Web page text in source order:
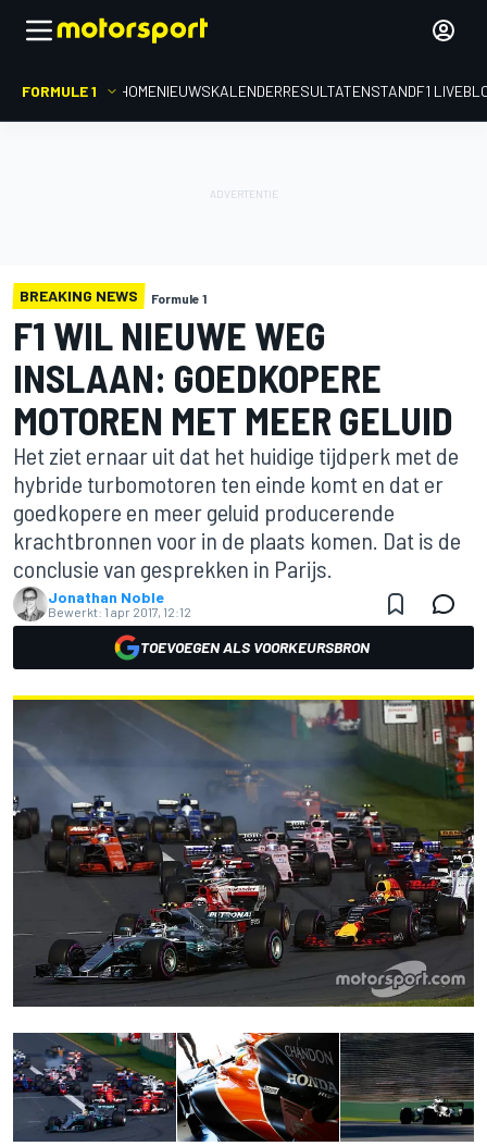
FORMULE 1 HOMENIEUWSKALENDERRESULTATENSTANDF1
BREAKING NEWS Formule 1
F1 WIL NIEUWE WEG
INSLAAN: GOEDKOPERE
MOTOREN MET MEER GELUID
Het ziet ernaar uit dat het huidige tijdperk met de
hybride turbomotoren ten einde komt en dat er
goedkopere en meer geluid producerende
krachtbronnen voor in de plaats komen. Dat is de
conclusie van gesprekken in Parijs.
Jonathan Noble
Bewerkt: 1 apr 2017, 12:12
TOEVOEGEN ALS VOORKEURSBRON